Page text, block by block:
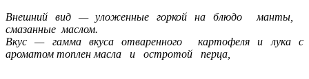
Внешний вид — уложенные горкой на блюдо манты,
смазанные маслом.
Вкус — гамма вкуса отваренного картофеля и лука с
ароматом топлен масла и остротой перца,